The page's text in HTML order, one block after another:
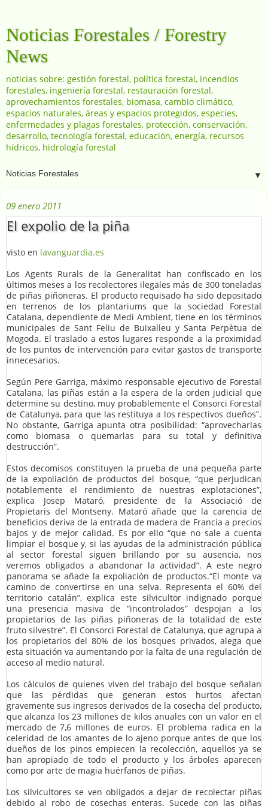
Noticias Forestales / Forestry
News
noticias sobre: gestión forestal, política forestal, incendios
forestales, ingeniería forestal, restauración forestal,
aprovechamientos forestales, biomasa, cambio climático,
espacios naturales, áreas y espacios protegidos, especies,
enfermedades y plagas forestales, protección, conservación,
desarrollo, tecnología forestal, educación, energía, recursos
hídricos, hidrología forestal
▼
09 enero 2011
El expolio de la piña
visto en lavanguardia.es
Los Agents Rurals de la Generalitat han confiscado en los
últimos meses a los recolectores ilegales más de 300 toneladas
de piñas piñoneras. El producto requisado ha sido depositado
en terrenos de los plantariums que la sociedad Forestal
Catalana, dependiente de Medi Ambient, tiene en los términos
municipales de Sant Feliu de Buixalleu y Santa Perpètua de
Mogoda. El traslado a estos lugares responde a la proximidad
de los puntos de intervención para evitar gastos de transporte
innecesarios.
Según Pere Garriga, máximo responsable ejecutivo de Forestal
Catalana, las piñas están a la espera de la orden judicial que
determine su destino, muy probablemente el Consorci Forestal
de Catalunya, para que las restituya a los respectivos dueños”.
No obstante, Garriga apunta otra posibilidad: “aprovecharlas
como biomasa o quemarlas para su total y definitiva
destrucción”.
Estos decomisos constituyen la prueba de una pequeña parte
de la expoliación de productos del bosque, “que perjudican
notablemente el rendimiento de nuestras explotaciones”,
explica Josep Mataró, presidente de la Associació de
Propietaris del Montseny. Mataró añade que la carencia de
beneficios deriva de la entrada de madera de Francia a precios
bajos y de mejor calidad. Es por ello “que no sale a cuenta
limpiar el bosque y, si las ayudas de la administración pública
al sector forestal siguen brillando por su ausencia, nos
veremos obligados a abandonar la actividad”. A este negro
panorama se añade la expoliación de productos.“El monte va
camino de convertirse en una selva. Representa el 60% del
territorio catalán”, explica este silvicultor indignado porque
una presencia masiva de “incontrolados” despojan a los
propietarios de las piñas piñoneras de la totalidad de este
fruto silvestre”. El Consorci Forestal de Catalunya, que agrupa a
los propietarios del 80% de los bosques privados, alega que
esta situación va aumentando por la falta de una regulación de
acceso al medio natural.
Los cálculos de quienes viven del trabajo del bosque señalan
que las pérdidas que generan estos hurtos afectan
gravemente sus ingresos derivados de la cosecha del producto,
que alcanza los 23 millones de kilos anuales con un valor en el
mercado de 7,6 millones de euros. El problema radica en la
celeridad de los amantes de lo ajeno porque antes de que los
dueños de los pinos empiecen la recolección, aquellos ya se
han apropiado de todo el producto y los árboles aparecen
como por arte de magia huérfanos de piñas.
Los silvicultores se ven obligados a dejar de recolectar piñas
debido al robo de cosechas enteras. Sucede con las piñas